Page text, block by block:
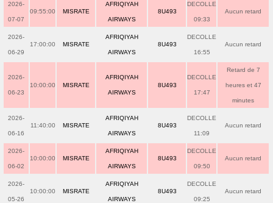
2026-
07-07
09:55:00 MISRATE
AFRIQIYAH
AIRWAYS
8U493
DECOLLE
09:33
Aucun retard
2026-
06-29
17:00:00 MISRATE
AFRIQIYAH
AIRWAYS
8U493
DECOLLE
16:55
Aucun retard
2026-
06-23
10:00:00 MISRATE
AFRIQIYAH
AIRWAYS
8U493
DECOLLE
17:47
Retard de 7
heures et 47
minutes
2026-
06-16
11:40:00 MISRATE
AFRIQIYAH
AIRWAYS
8U493
DECOLLE
11:09
Aucun retard
2026-
06-02
10:00:00 MISRATE
AFRIQIYAH
AIRWAYS
8U493
DECOLLE
09:50
Aucun retard
2026-
05-26
10:00:00 MISRATE
AFRIQIYAH
AIRWAYS
8U493
DECOLLE
09:25
Aucun retard